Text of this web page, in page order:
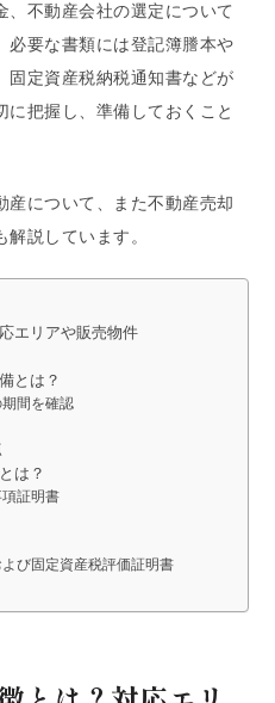
不動産会社の選定について
必要な書類には登記簿謄本や
固定資産税納税通知書などが
把握し、準備しておくこと
産について、また不動産売却
説しています。
エリアや販売物件
とは？
間を確認
は？
証明書
び固定資産税評価証明書